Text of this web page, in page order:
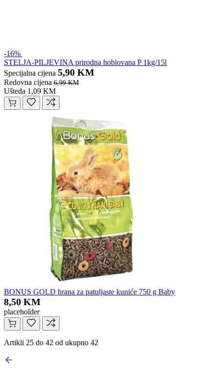
-16%
STELJA-PILJEVINA prirodna hoblovana P 1kg/15l
Specijalna cijena 5,90 KM
Redovna cijena 6,99 KM
Ušteda 1,09 KM
BONUS GOLD hrana za patuljaste kuniće 750 g Baby
8,50 KM
placeholder
Artikli 25 do 42 od ukupno 42